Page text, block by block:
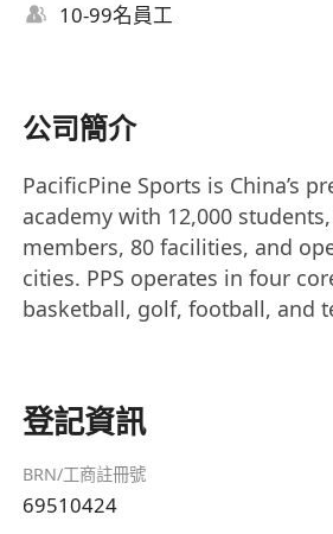
10-99名員工
公司簡介
PacificPine Sports is China’s
academy with 12,000
members, 80 facilities, and
cities. PPS operates in four
basketball, golf, football, and
登記資訊
BRN/工商註冊號
69510424